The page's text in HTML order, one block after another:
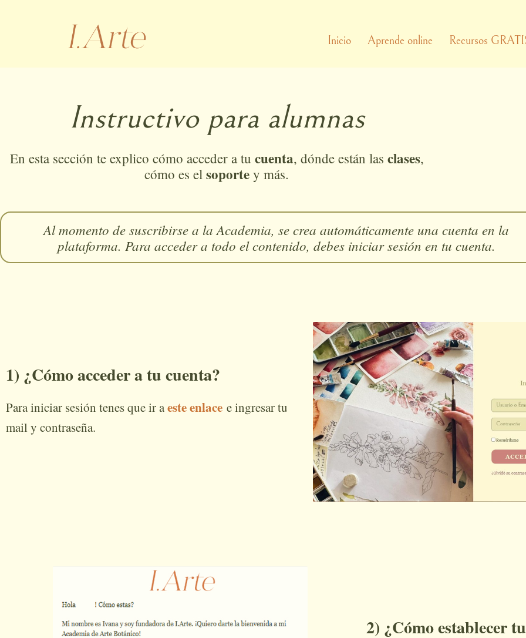
Inicio Aprende online Recursos
Instructivo para alumnas
En esta sección te explico cómo acceder a tu cuenta, dónde están las clases,
cómo es el soporte y más.
Al momento de suscribirse a la Academia, se crea automáticamente una cuenta en la
plataforma. Para acceder a todo el contenido, debes iniciar sesión en tu cuenta.
1) ¿Cómo acceder a tu cuenta?
Para iniciar sesión tenes que ir aeste enlace e ingresar tu
mail y contraseña.
2) ¿Cómo establecer